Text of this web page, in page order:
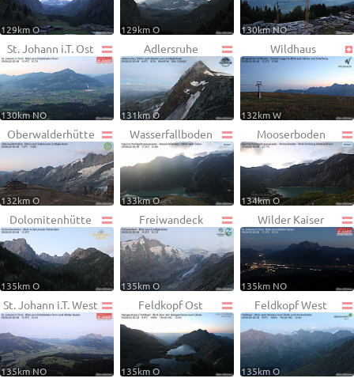
129km O 129km O 130km NO
St. Johann i.T. Ost
130km NO
Adlersruhe
131km O
Wildhaus
132km W
Oberwalderhütte
132km O
Wasserfallboden
133km O
Mooserboden
134km O
Dolomitenhütte
135km O
Freiwandeck
135km O
Wilder Kaiser
135km NO
St. Johann i.T. West
135km NO
Feldkopf Ost
135km O
Feldkopf West
135km O